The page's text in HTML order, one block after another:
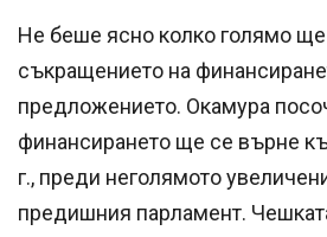
Не беше ясно колко голямо
съкращението на
предложението. Окамура
финансирането ще се върне
г., преди неголямото
предишния парламент.